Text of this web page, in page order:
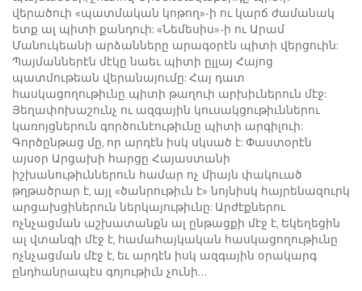
վերածուի «պատմական կոթող»-ի ու կարճ ժամանակ
ետք ալ պիտի քանդուի: «Նեմեսիս»-ի ու Արամ
Մանուկեանի արձանները արագօրէն պիտի վերցուին:
Պայմաններէն մէկը նաեւ պիտի ըլլայ Հայոց
պատմութեան վերանայումը: Հայ դատ
հասկացողութիւնը պիտի թաղուի արխիւներուն մէջ:
Յեղափոխաշունչ ու ազգային կուսակցութիւններու
կառոյցներուն գործունէութիւնը պիտի արգիլուի:
Գործընթաց մը, որ արդէն իսկ սկսած է: Փաստօրէն
այսօր Արցախի հարցը Հայաստանի
իշխանութիւններուն համար ոչ միայն փակուած
թղթածրար է, այլ «ծանրութիւն է» նոյնիսկ հայրենազուրկ
արցախցիներուն ներկայութիւնը: Արժէքներու
ոչնչացման աշխատանքն ալ ընթացքի մէջ է, Եկեղեցին
ալ վտանգի մէջ է, համահայկական հասկացողութիւնը
ոչնչացման մէջ է, եւ արդէն իսկ ազգային օրակարգ
ընդհանրապէս գոյութիւն չունի…